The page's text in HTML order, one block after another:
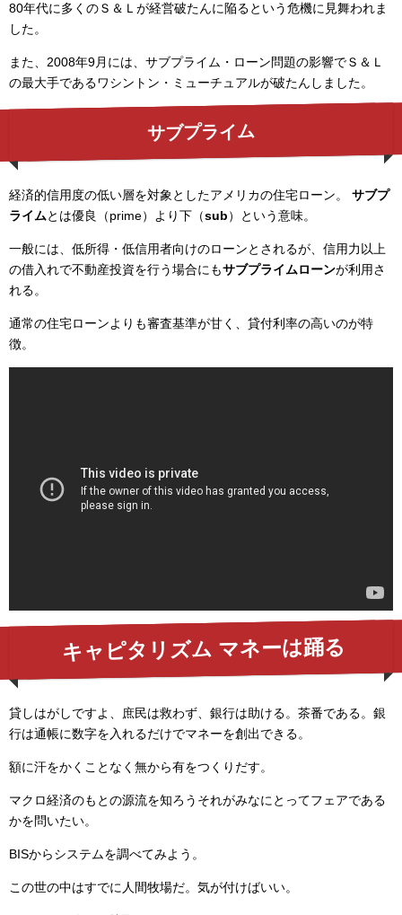
80年代に多くのＳ＆Ｌが経営破たんに陥るという危機に見舞われま
した。
また、2008年9月には、サブプライム・ローン問題の影響でＳ＆Ｌ
の最大手であるワシントン・ミューチュアルが破たんしました。
サブプライム
経済的信用度の低い層を対象としたアメリカの住宅ローン。 サブプ
ライムとは優良（prime）より下（sub）という意味。
一般には、低所得・低信用者向けのローンとされるが、信用力以上
の借入れで不動産投資を行う場合にもサブプライムローンが利用さ
れる。
通常の住宅ローンよりも審査基準が甘く、貸付利率の高いのが特
徴。
キャピタリズム マネーは踊る
貸しはがしですよ、庶民は救わず、銀行は助ける。茶番である。銀
行は通帳に数字を入れるだけでマネーを創出できる。
額に汗をかくことなく無から有をつくりだす。
マクロ経済のもとの源流を知ろうそれがみなにとってフェアである
かを問いたい。
BISからシステムを調べてみよう。
この世の中はすでに人間牧場だ。気が付けばいい。